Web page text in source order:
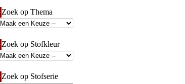
Zoek op Thema
Zoek op Stofkleur
Zoek op Stofserie